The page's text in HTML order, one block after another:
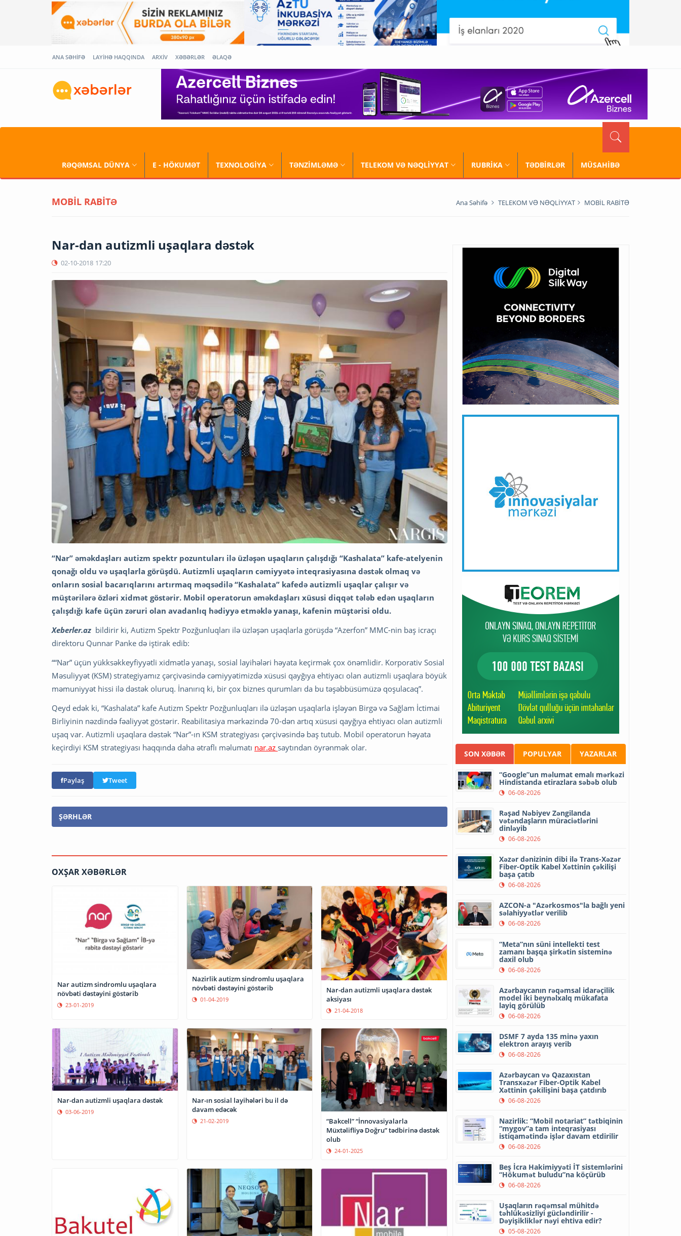
ANA SƏHİFƏ LAYİHƏ HAQQINDA ARXİV XƏBƏRLƏR ƏLAQƏ
RƏQƏMSAL DÜNYA E - HÖKUMƏT TEXNOLOGİYA TƏNZİMLƏMƏ TELEKOM VƏ NƏQLİYYAT RUBRİKA TƏDBİRLƏR MÜSAHİBƏ
MOBİL RABİTƏ Ana Səhifə TELEKOM VƏ NƏQLİYYAT MOBİL RABİTƏ
Nar-dan autizmli uşaqlara dəstək
02-10-2018 17:20
“Nar” əməkdaşları autizm spektr pozuntuları ilə üzləşən uşaqların çalışdığı “Kashalata” kafe-atelyenin
qonağı oldu və uşaqlarla görüşdü. Autizmli uşaqların cəmiyyətə inteqrasiyasına dəstək olmaq və
onların sosial bacarıqlarını artırmaq məqsədilə “Kashalata” kafedə autizmli uşaqlar çalışır və
müştərilərə özləri xidmət göstərir. Mobil operatorun əməkdaşları xüsusi diqqət tələb edən uşaqların
çalışdığı kafe üçün zəruri olan avadanlıq hədiyyə etməklə yanaşı, kafenin müştərisi oldu.
Xeberler.az bildirir ki, Autizm Spektr Pozğunluqları ilə üzləşən uşaqlarla görüşdə “Azerfon” MMC-nin baş icraçı
direktoru Qunnar Panke də iştirak edib:
““Nar” üçün yükksəkkeyfiyyətli xidmətlə yanaşı, sosial layihələri həyata keçirmək çox önəmlidir. Korporativ Sosial
Məsuliyyət (KSM) strategiyamız çərçivəsində cəmiyyətimizdə xüsusi qayğıya ehtiyacı olan autizmli uşaqlara böyük
məmuniyyət hissi ilə dəstək oluruq. İnanırıq ki, bir çox biznes qurumları da bu təşəbbüsümüzə qoşulacaq”.
Qeyd edək ki, “Kashalata” kafe Autizm Spektr Pozğunluqları ilə üzləşən uşaqlarla işləyən Birgə və Sağlam İctimai
Birliyinin nəzdində fəaliyyət göstərir. Reabilitasiya mərkəzində 70-dən artıq xüsusi qayğıya ehtiyacı olan autizmli
uşaq var. Autizmli uşaqlara dəstək “Nar”-ın KSM strategiyası çərçivəsində baş tutub. Mobil operatorun həyata
keçirdiyi KSM strategiyası haqqında daha ətraflı məlumatı nar.az saytından öyrənmək olar.
Paylaş Tweet
ŞƏRHLƏR
OXŞAR XƏBƏRLƏR
Nar autizm sindromlu uşaqlara
növbəti dəstəyini göstərib
23-01-2019
Nazirlik autizm sindromlu uşaqlara
növbəti dəstəyini göstərib
01-04-2019
Nar-dan autizmli uşaqlara dəstək
aksiyası
21-04-2018
Nar-dan autizmli uşaqlara dəstək
03-06-2019
Nar-ın sosial layihələri bu il də
davam edəcək
21-02-2019
“Bakcell” “İnnovasiyalarla
Müxtəlifliyə Doğru” tədbirinə dəstək
olub
24-01-2025
SON XƏBƏR POPULYAR YAZARLAR
“Google”un məlumat emalı mərkəzi
Hindistanda etirazlara səbəb olub
06-08-2026
Rəşad Nəbiyev Zəngilanda
vətəndaşların müraciətlərini
dinləyib
06-08-2026
Xəzər dənizinin dibi ilə Trans-Xəzər
Fiber-Optik Kabel Xəttinin çəkilişi
başa çatıb
06-08-2026
AZCON-a "Azərkosmos"la bağlı yeni
səlahiyyətlər verilib
06-08-2026
“Meta”nın süni intellekti test
zamanı başqa şirkətin sisteminə
daxil olub
06-08-2026
Azərbaycanın rəqəmsal idarəçilik
model iki beynəlxalq mükafata
layiq görülüb
06-08-2026
DSMF 7 ayda 135 minə yaxın
elektron arayış verib
06-08-2026
Azərbaycan və Qazaxıstan
Transxəzər Fiber-Optik Kabel
Xəttinin çəkilişini başa çatdırıb
06-08-2026
Nazirlik: “Mobil notariat” tətbiqinin
“mygov”a tam inteqrasiyası
istiqamətində işlər davam etdirilir
06-08-2026
Beş İcra Hakimiyyəti İT sistemlərini
“Hökumət buludu”na köçürüb
06-08-2026
Uşaqların rəqəmsal mühitdə
təhlükəsizliyi gücləndirilir -
Dəyişikliklər nəyi ehtiva edir?
05-08-2026